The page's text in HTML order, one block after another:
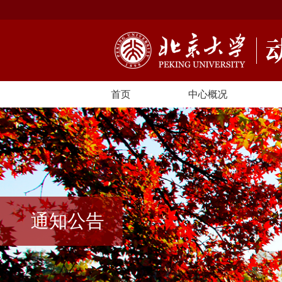
首页 中心概况
通知公告